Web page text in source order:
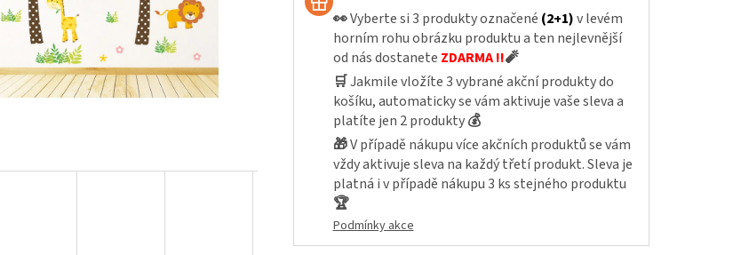
👀Vyberte si 3 produkty označené (2+1)v levém
horním rohu obrázku produktu a ten nejlevnější
od nás dostanete ZDARMA !!🧨
🛒Jakmile vložíte 3 vybrané akční produkty do
košíku, automaticky se vám aktivuje vaše sleva a
platíte jen 2 produkty💰
🎁V případě nákupu více akčních produktů se vám
vždy aktivuje sleva na každý třetí produkt. Sleva je
platná i v případě nákupu 3 ks stejného produktu
🏆
Podmínky akce